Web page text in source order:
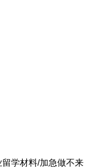
学材料/加急做不来